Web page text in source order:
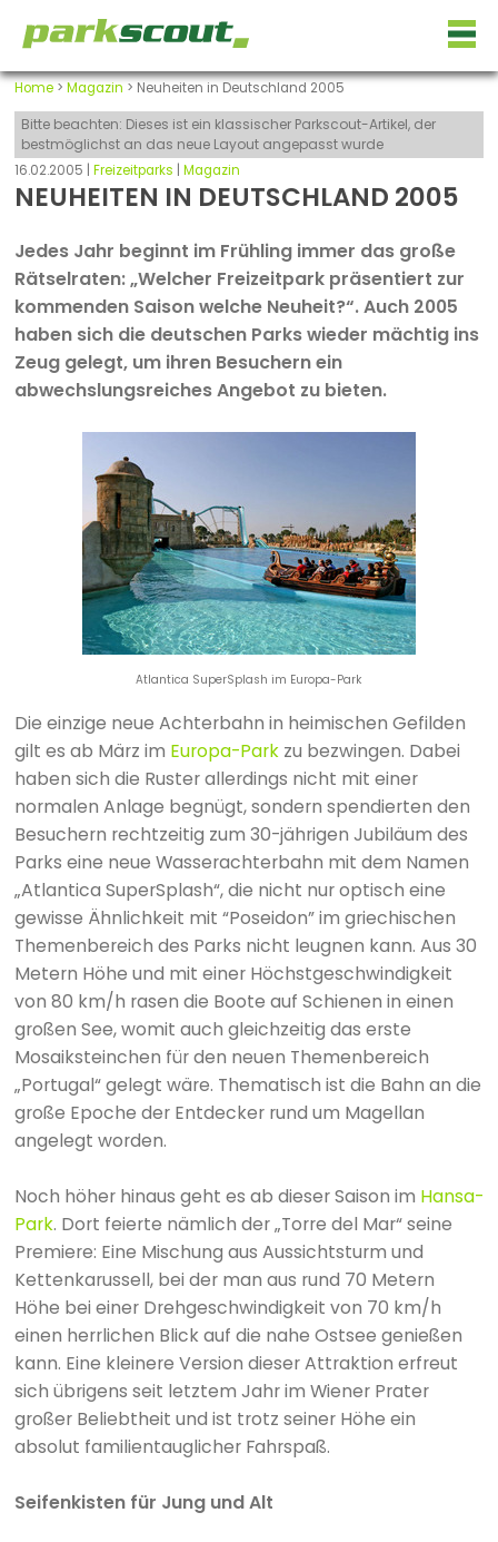
Home> Magazin > Neuheiten in Deutschland 2005
Bitte beachten: Dieses ist ein klassischer Parkscout-Artikel, der
bestmöglichst an das neue Layout angepasst wurde
16.02.2005 | Freizeitparks Magazin
NEUHEITEN IN DEUTSCHLAND 2005
Jedes Jahr beginnt im Frühling immer das große
Rätselraten: „Welcher Freizeitpark präsentiert zur
kommenden Saison welche Neuheit?“. Auch 2005
haben sich die deutschen Parks wieder mächtig ins
Zeug gelegt, um ihren Besuchern ein
abwechslungsreiches Angebot zu bieten.
Atlantica SuperSplash im Europa-Park
Die einzige neue Achterbahn in heimischen Gefilden
gilt es ab März im Europa-Parkzu bezwingen. Dabei
haben sich die Ruster allerdings nicht mit einer
normalen Anlage begnügt, sondern spendierten den
Besuchern rechtzeitig zum 30-jährigen Jubiläum des
Parks eine neue Wasserachterbahn mit dem Namen
„Atlantica SuperSplash“, die nicht nur optisch eine
gewisse Ähnlichkeit mit “Poseidon” im griechischen
Themenbereich des Parks nicht leugnen kann. Aus 30
Metern Höhe und mit einer Höchstgeschwindigkeit
von 80 km/h rasen die Boote auf Schienen in einen
großen See, womit auch gleichzeitig das erste
Mosaiksteinchen für den neuen Themenbereich
„Portugal“ gelegt wäre. Thematisch ist die Bahn an die
große Epoche der Entdecker rund um Magellan
angelegt worden.
Noch höher hinaus geht es ab dieser Saison im Hansa-
Park. Dort feierte nämlich der „Torre del Mar“ seine
Premiere: Eine Mischung aus Aussichtsturm und
Kettenkarussell, bei der man aus rund 70 Metern
Höhe bei einer Drehgeschwindigkeit von 70 km/h
einen herrlichen Blick auf die nahe Ostsee genießen
kann. Eine kleinere Version dieser Attraktion erfreut
sich übrigens seit letztem Jahr im Wiener Prater
großer Beliebtheit und ist trotz seiner Höhe ein
absolut familientauglicher Fahrspaß.
Seifenkisten für Jung und Alt